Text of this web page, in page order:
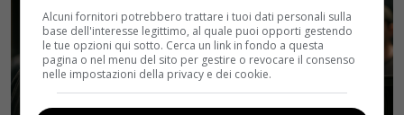
Alcuni fornitori potrebbero trattare i tuoi dati personali sulla
base dell'interesse legittimo, al quale puoi opporti gestendo
le tue opzioni qui sotto. Cerca un link in fondo a questa
pagina o nel menu del sito per gestire o revocare il consenso
nelle impostazioni della privacy e dei cookie.